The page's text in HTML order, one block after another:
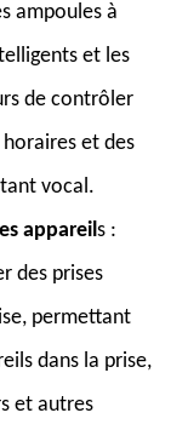
ampoules à
et les
de contrôler
et des
vocal.
appareils :
des prises
permettant
dans la prise,
et autres